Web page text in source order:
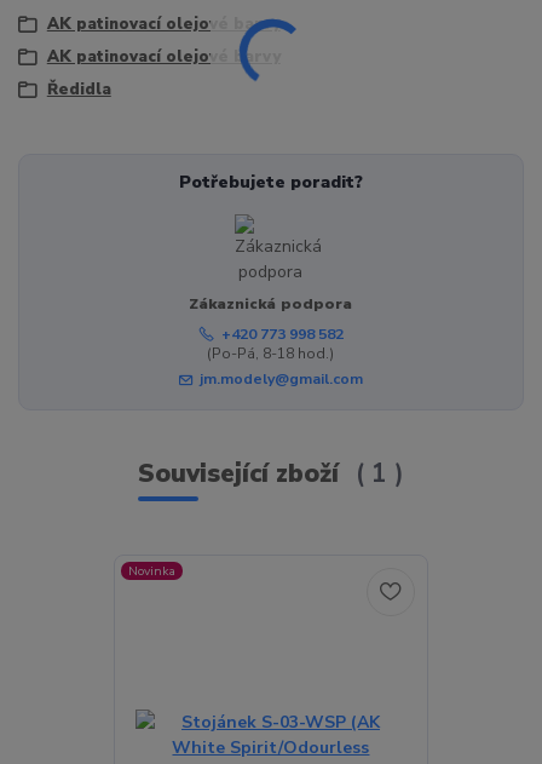
AK patinovací olejové barvy
AK patinovací olejové barvy
Ředidla
Potřebujete poradit?
Zákaznická podpora
+420 773 998 582
(Po-Pá, 8-18 hod.)
jm.modely@gmail.com
Související zboží 1
Novinka